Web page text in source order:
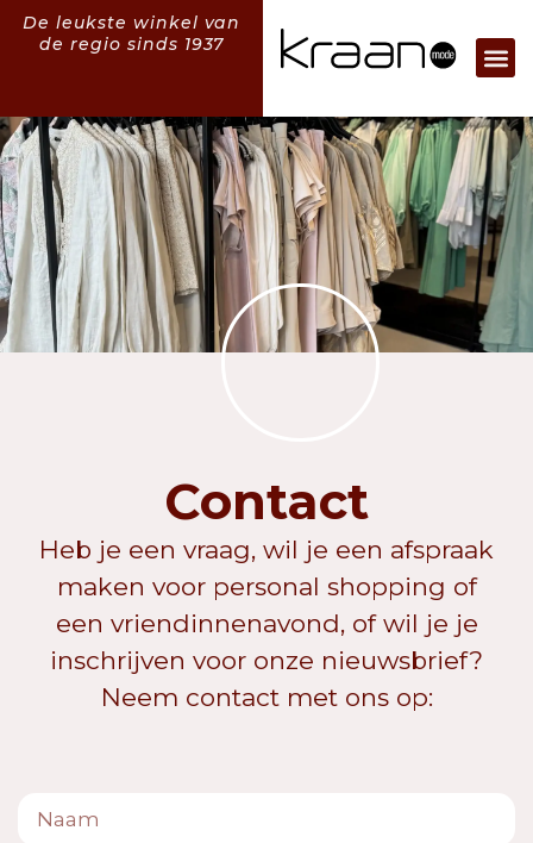
De leukste winkel van
de regio sinds 1937
Contact
Heb je een vraag, wil je een afspraak
maken voor personal shopping of
een vriendinnenavond, of wil je je
inschrijven voor onze nieuwsbrief?
Neem contact met ons op: